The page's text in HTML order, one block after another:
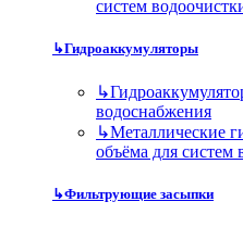
систем
↳Гидроаккумуляторы
↳
водоснабжения
↳Металлические
объёма для систем
↳Фильтрующие засыпки